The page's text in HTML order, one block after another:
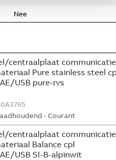
Nee
centraalplaat
Pure stainless steel
USB pure-rvs
- Courant
centraalplaat
Balance cpl
USB SI-B-alpinwit